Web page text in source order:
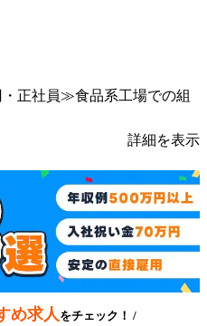
正社員≫食品系工場での組
詳細を表示
め求人をチェック！ /